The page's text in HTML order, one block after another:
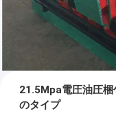
21.5Mpa電圧油圧
のタイプ